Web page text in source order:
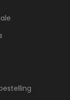
contact met ons
neem
defect,